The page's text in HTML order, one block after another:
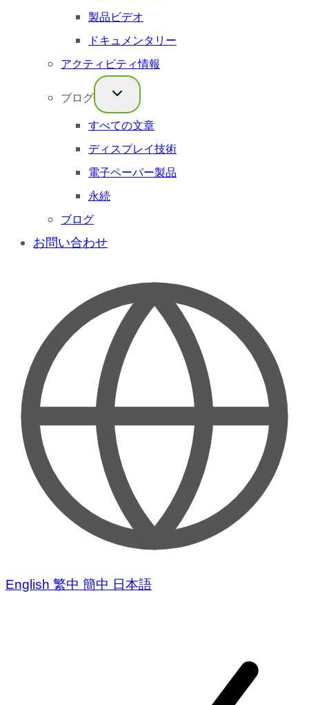
製品ビデオ
ドキュメンタリー
アクティビティ情報
ブログ
すべての文章
ディスプレイ技術
電子ペーパー製品
永続
ブログ
お問い合わせ
English 繁中 簡中 日本語